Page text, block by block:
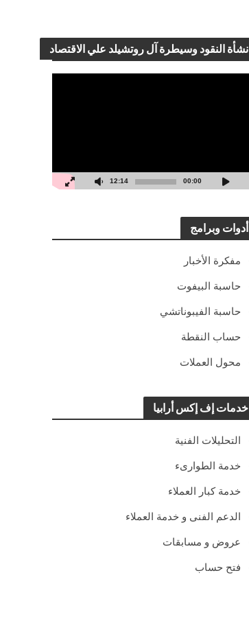
نشأة النقود وسيطرة آل روتشيلد علي الاقتصاد
00:00
12:14
أدوات وبرامج
مفكرة الأخبار
حاسبة البيفوت
حاسبة الفيبوناتشي
حساب النقطة
محول العملات
خدمات إف إكس أرابيا
التحليلات الفنية
خدمة الطوارىء
خدمة كبار العملاء
الدعم الفنى و خدمة العملاء
عروض و مسابقات
فتح حساب